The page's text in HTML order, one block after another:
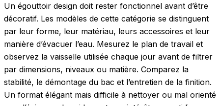
Un égouttoir design doit rester fonctionnel avant d’être
décoratif. Les modèles de cette catégorie se distinguent
par leur forme, leur matériau, leurs accessoires et leur
manière d’évacuer l’eau. Mesurez le plan de travail et
observez la vaisselle utilisée chaque jour avant de filtrer
par dimensions, niveaux ou matière. Comparez la
stabilité, le démontage du bac et l’entretien de la finition.
Un format élégant mais difficile à nettoyer ou mal orienté